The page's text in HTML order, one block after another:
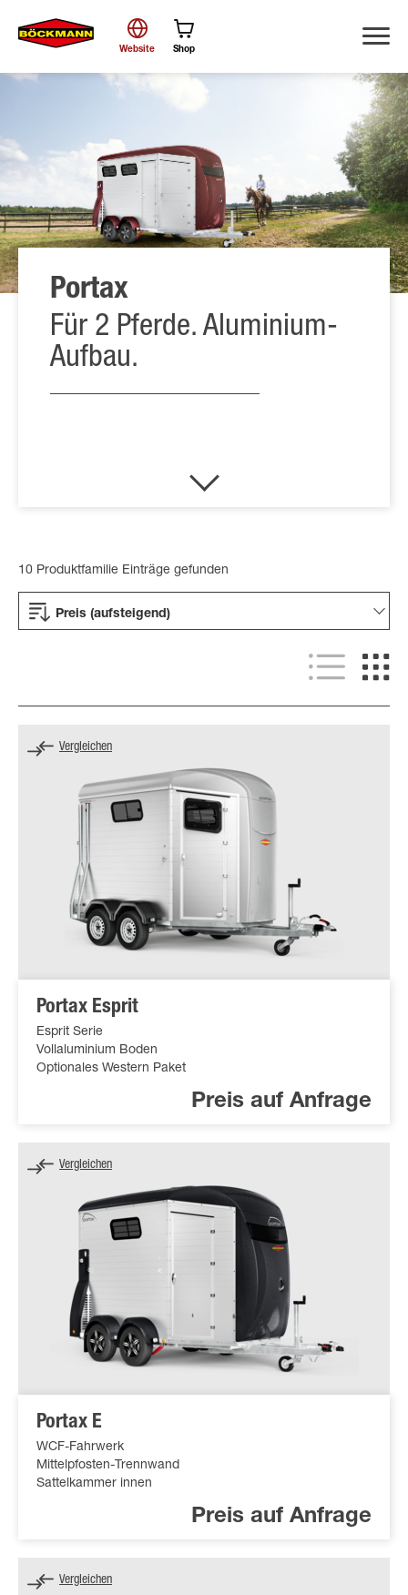
Website Shop
Portax
Für 2 Pferde. Aluminium-
Aufbau.
10 Produktfamilie Einträge gefunden
Preis (aufsteigend)
Portax Esprit
Esprit Serie
Vollaluminium Boden
Optionales Western Paket
Preis auf Anfrage
Vergleichen
Portax E
WCF-Fahrwerk
Mittelpfosten-Trennwand
Sattelkammer innen
Preis auf Anfrage
Vergleichen
Vergleichen